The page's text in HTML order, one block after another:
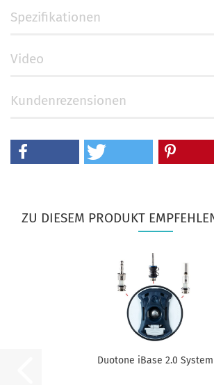
Spezifikationen
Video
Kundenrezensionen
ZU DIESEM PRODUKT
Duotone iBase 2.0 System